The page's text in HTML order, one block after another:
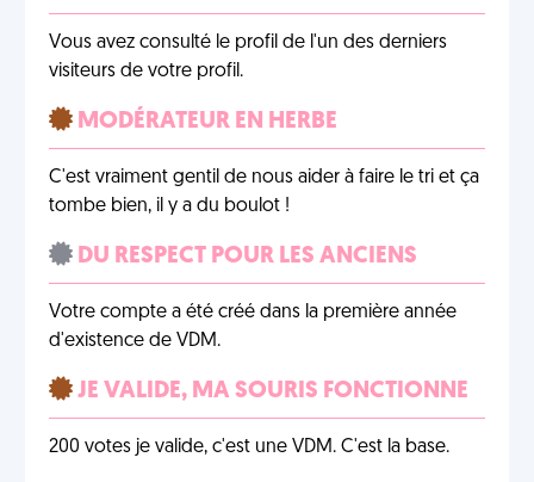
Vous avez consulté le profil de l'un des derniers
visiteurs de votre profil.
MODÉRATEUR EN HERBE
C'est vraiment gentil de nous aider à faire le tri et ça
tombe bien, il y a du boulot !
DU RESPECT POUR LES ANCIENS
Votre compte a été créé dans la première année
d'existence de VDM.
JE VALIDE, MA SOURIS FONCTIONNE
200 votes je valide, c'est une VDM. C'est la base.